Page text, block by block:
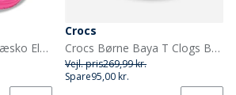
Crocs Junior Baya Træsko Elektrisk Rosa
Crocs
Crocs Børne Baya T Clogs Barely Pink
Vejl. pris269,99 kr.
Spare95,00 kr.